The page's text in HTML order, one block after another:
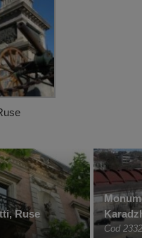
Ruse
Cod 2332